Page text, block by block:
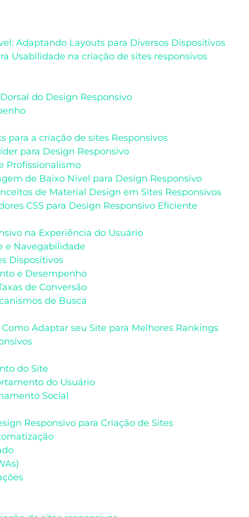
Adaptando Layouts para Diversos Dispositivos
Usabilidade na criação de sites responsivos
do Design Responsivo
para a criação de sites Responsivos
para Design Responsivo
Profissionalismo
de Baixo Nível para Design Responsivo
de Material Design em Sites Responsivos
CSS para Design Responsivo Eficiente
na Experiência do Usuário
e Navegabilidade
Dispositivos
e Desempenho
de Conversão
de Busca
Como Adaptar seu Site para Melhores Rankings
do Site
do Usuário
Social
Responsivo para Criação de Sites